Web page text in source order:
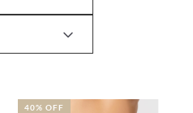
40% OFF